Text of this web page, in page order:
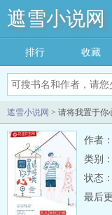
遮雪小说网
排行 收藏
遮雪小说网 > 请将我置于你
作者
类别
状态
最后